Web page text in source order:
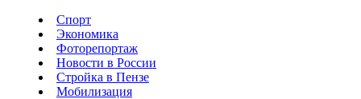
Спорт
Экономика
Фоторепортаж
Новости в России
Стройка в Пензе
Мобилизация